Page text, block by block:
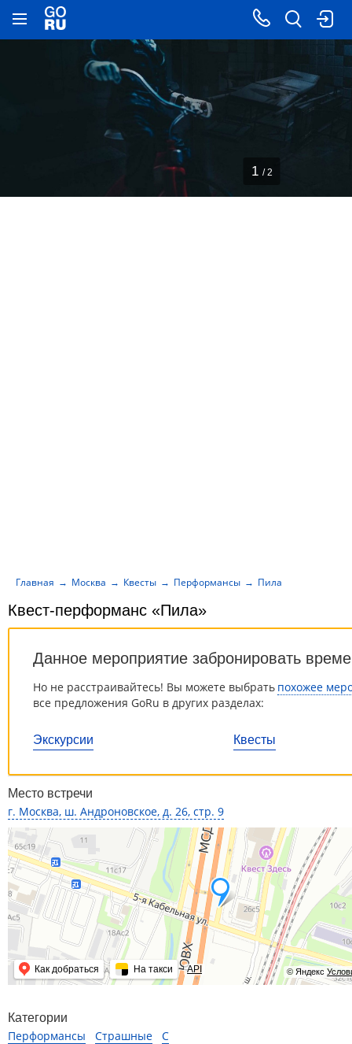
Данное мероприятие забронировать
Но не расстраивайтесь! Вы можете выбрать похожее
все предложения GoRu в других разделах:
Экскурсии Квесты
Квест-перформанс «Пила»
Главная Москва Квесты Перформансы Пила
1 / 2
Место встречи
г. Москва, ш. Андроновское, д. 26, стр. 9
© Яндекс
Как добраться На такси API
Категории
Перформансы Страшные
С